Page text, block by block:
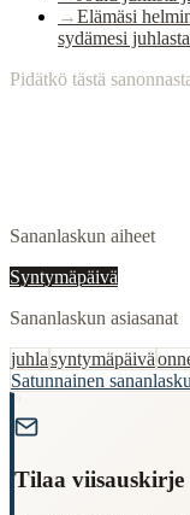
→Elämäsi
sydämesi
Pidätkö tästä
Sananlaskun aiheet
Syntymäpäivä
Sananlaskun asiasanat
juhlasyntymäpäivä
Satunnainen
Tilaa viisauskirje